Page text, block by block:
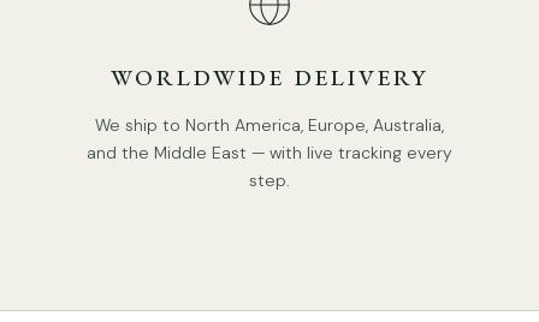
WORLDWIDE DELIVERY
We ship to North America, Europe, Australia,
and the Middle East — with live tracking every
step.